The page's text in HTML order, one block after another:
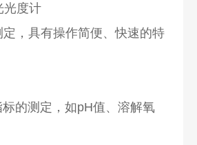
光度计
定，具有操作简便、快速的特
的测定，如pH值、溶解氧